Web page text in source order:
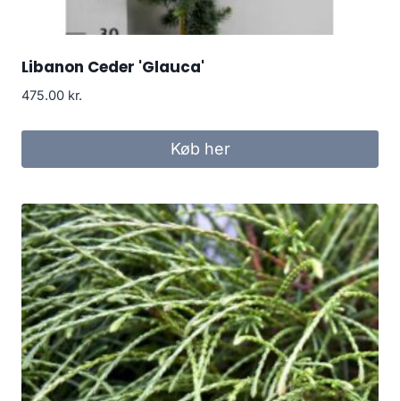
Libanon Ceder 'Glauca'
475.00 kr.
Køb her